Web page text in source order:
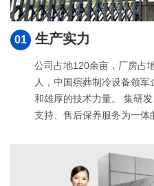
01 生产实力
公司占地120余亩，厂房占
人，中国殡葬制冷设备领
和雄厚的技术力量。 集研
支持、售后保养服务为一体